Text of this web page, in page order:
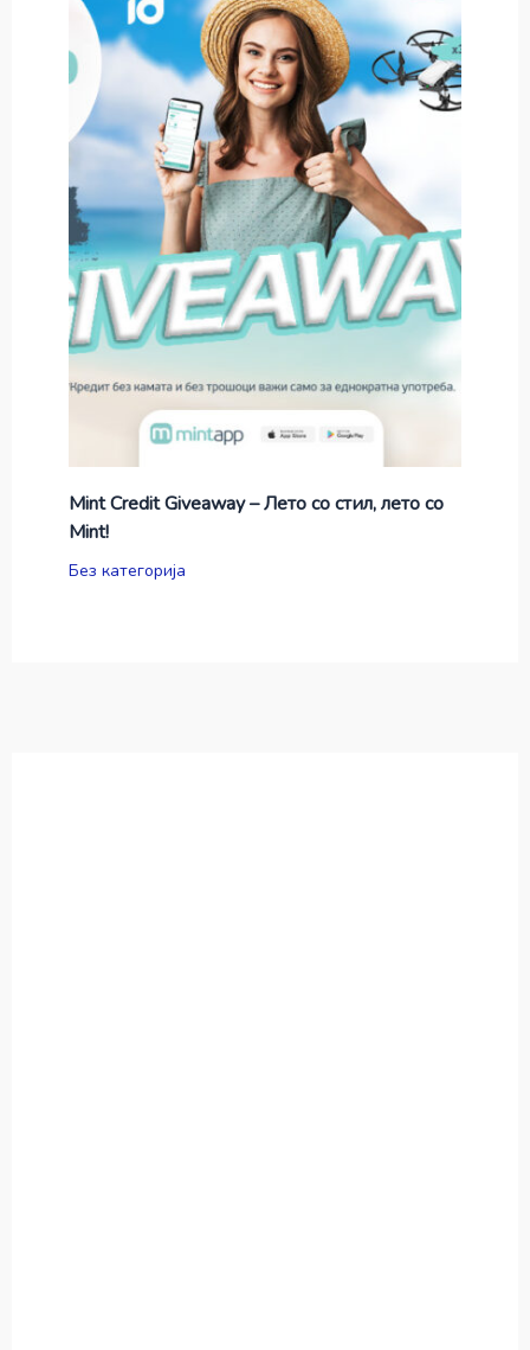
Mint Credit Giveaway – Лето со стил, лето со
Mint!
Без категорија